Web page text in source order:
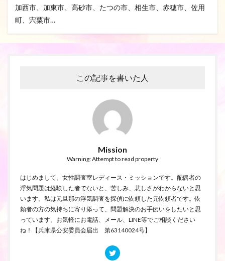
加西市、加東市、高砂市、たつの市、相生市、赤穂市、佐用
町、宍粟市…
この記事を書いた人
Mission
Warning: Attempt to read property
はじめまして。女性調査室レディース・ミッションです。配偶者の
浮気問題は経験した者でないと、苦しみ、悲しさがわからないと思
います。私は元旦那の浮気調査を探偵に依頼した元依頼者です。依
頼者の方の気持ちに寄り添って、問題解決のお手伝いをしたいと思
っています。お気軽にお電話、メール、LINE等でご相談ください
ね！【兵庫県公安委員会届出 第63140024号】